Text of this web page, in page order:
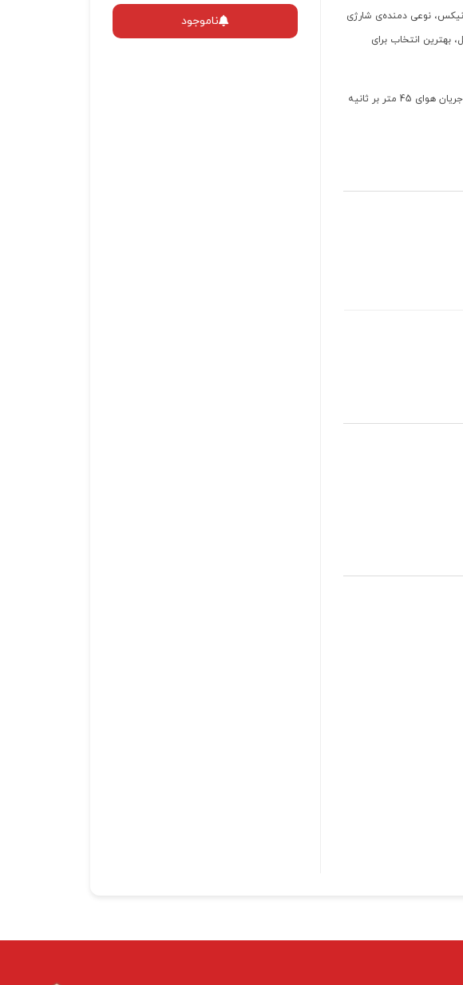
مستقیم ندارند و استفاده بلوورهای شارژی بهترین راه حل برای این مسئله است. خزان‌روب شارژی 8922 رونیکس، نوعی دمنده‌ی شارژی
بهترین انتخاب برای
این دستگاه مجهز به موتور قدرتمند 20 ولت با جریان مستقیم (DC) است که با تولید سرعتی بالغ بر 15000 دور در دقیقه، جریان هوای 45 متر بر ثانیه
ناموجود